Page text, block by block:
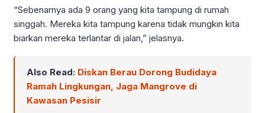
“Sebenarnya ada 9 orang yang kita tampung di rumah
singgah. Mereka kita tampung karena tidak mungkin kita
biarkan mereka terlantar di jalan,” jelasnya.
Also Read: Diskan Berau Dorong Budidaya
Ramah Lingkungan, Jaga Mangrove di
Kawasan Pesisir